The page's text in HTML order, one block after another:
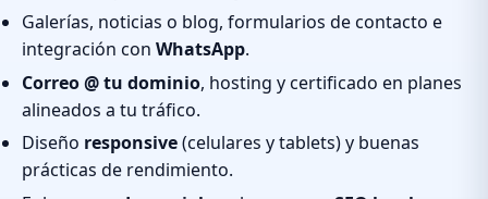
Galerías, noticias o blog, formularios de contacto e
integración con WhatsApp.
Correo @ tu dominio, hosting y certificado en planes
alineados a tu tráfico.
Diseño responsive(celulares y tablets) y buenas
prácticas de rendimiento.